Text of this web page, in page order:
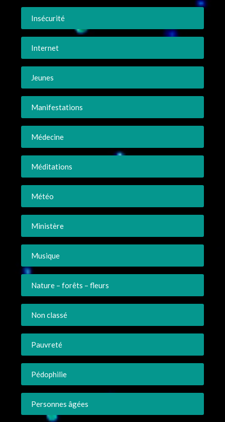
Insécurité
Internet
Jeunes
Manifestations
Médecine
Méditations
Météo
Ministère
Musique
Nature – forêts – fleurs
Non classé
Pauvreté
Pédophilie
Personnes âgées